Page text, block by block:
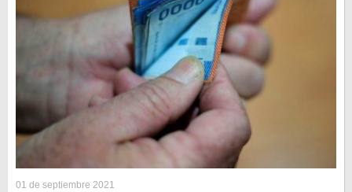
01 de septiembre 2021